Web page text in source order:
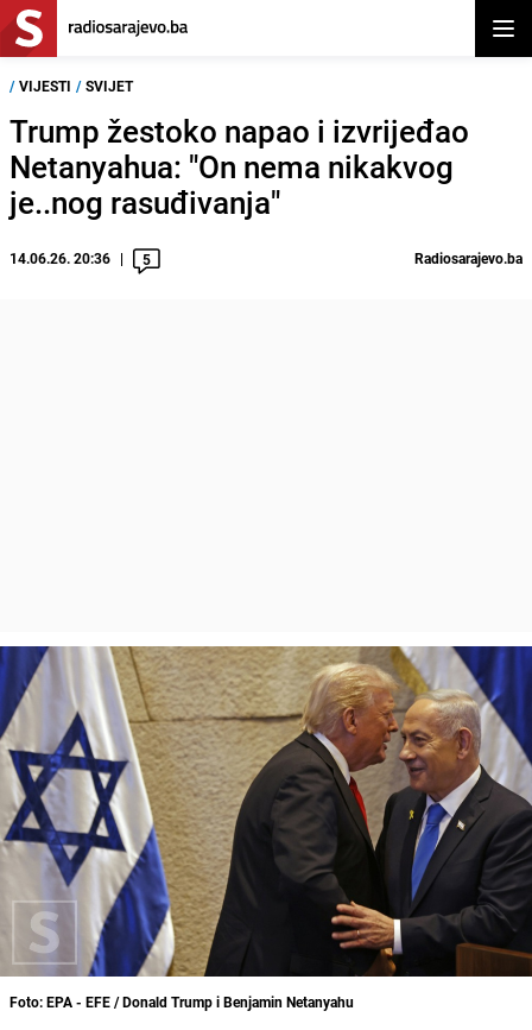
/ VIJESTI / SVIJET
Trump žestoko napao i izvrijeđao
Netanyahua: "On nema nikakvog
je..nog rasuđivanja"
14.06.26. 20:36 5 Radiosarajevo.ba
Foto: EPA - EFE / Donald Trump i Benjamin Netanyahu